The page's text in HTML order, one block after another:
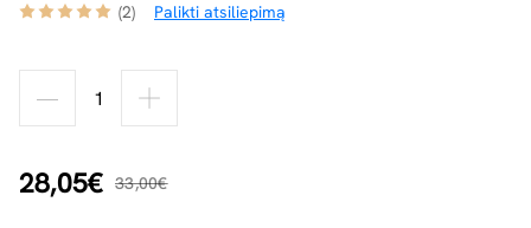
(2) Palikti atsiliepimą
28,05€ 33,00€